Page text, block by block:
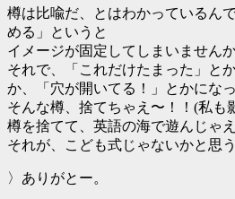
樽は比喩だ、とはわかっているん
める」というと
イメージが固定してしまいません
それで、「これだけたまった」と
か、「穴が開いてる！」とかになっ
そんな樽、捨てちゃえ〜！！(私も
樽を捨てて、英語の海で遊んじゃえ
それが、こども式じゃないかと思う
〉ありがとー。